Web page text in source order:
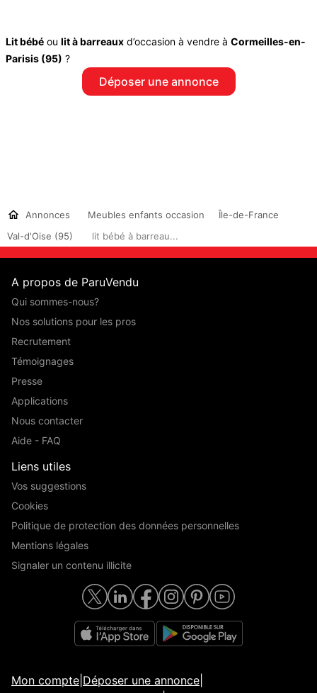
Lit bébé ou lit à barreaux d’occasion à vendre à Cormeilles-en-
Parisis (95) ?
Déposer une annonce
Annonces Meubles enfants occasion
Île-de-France
Val-d'Oise (95)
lit bébé à barreau...
A propos de ParuVendu
Qui sommes-nous?
Nos solutions pour les pros
Recrutement
Témoignages
Presse
Applications
Nous contacter
Aide - FAQ
Liens utiles
Vos suggestions
Cookies
Politique de protection des données personnelles
Mentions légales
Signaler un contenu illicite
Mon compte Déposer une annonce